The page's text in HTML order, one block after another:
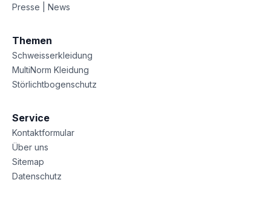
Presse | News
Themen
Schweisserkleidung
MultiNorm Kleidung
Störlichtbogenschutz
Service
Kontaktformular
Über uns
Sitemap
Datenschutz